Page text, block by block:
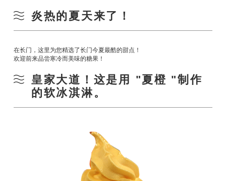
炎热的夏天来了！
在长门，这里为您精选了长门今夏最酷的甜点！
欢迎前来品尝寒冷而美味的糖果！
皇家大道！这是用 "夏橙 "制作
的软冰淇淋。